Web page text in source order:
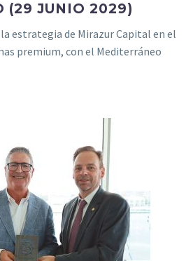
(29 JUNIO 2029)
estrategia de Mirazur Capital en el
premium, con el Mediterráneo